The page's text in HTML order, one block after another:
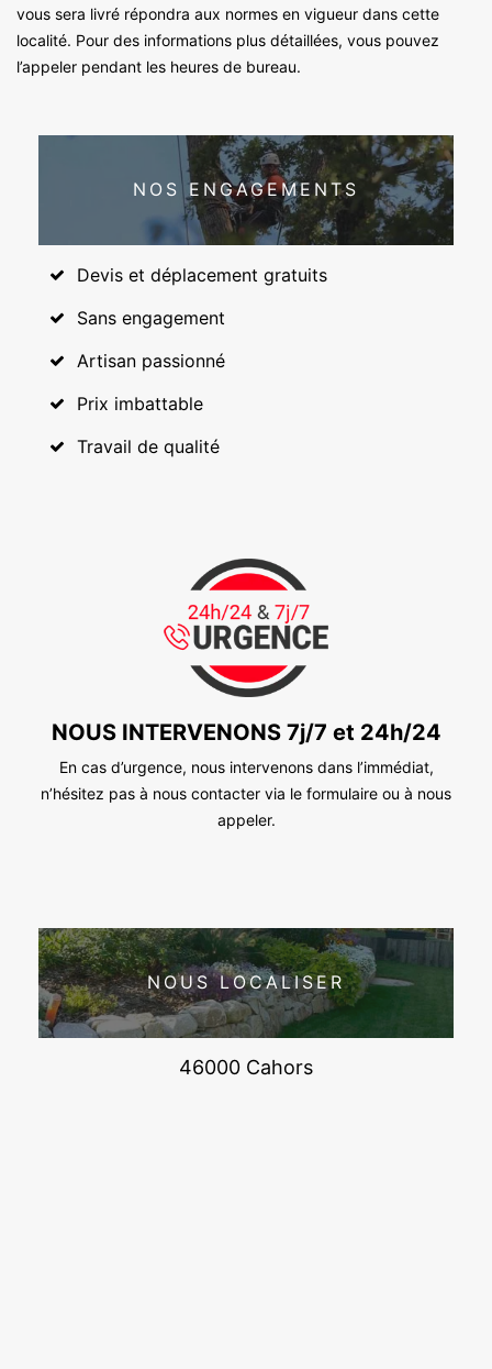
vous sera livré répondra aux normes en vigueur dans cette
localité. Pour des informations plus détaillées, vous pouvez
l’appeler pendant les heures de bureau.
NOS ENGAGEMENTS
Devis et déplacement gratuits
Sans engagement
Artisan passionné
Prix imbattable
Travail de qualité
NOUS INTERVENONS 7j/7 et 24h/24
En cas d’urgence, nous intervenons dans l’immédiat,
n’hésitez pas à nous contacter via le formulaire ou à nous
appeler.
NOUS LOCALISER
46000 Cahors